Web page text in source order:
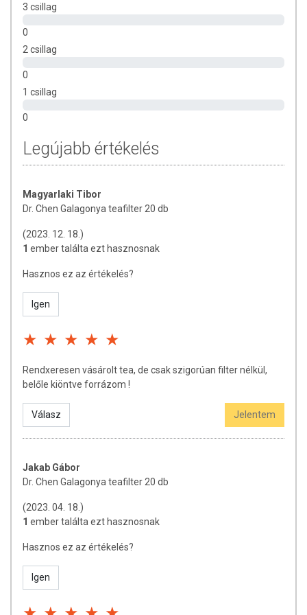
3 csillag
0
2 csillag
0
1 csillag
0
Legújabb értékelés
Magyarlaki Tibor
Dr. Chen Galagonya teafilter 20 db
(2023. 12. 18.)
1 ember találta ezt hasznosnak
Hasznos ez az értékelés?
Igen
Rendxeresen vásárolt tea, de csak szigorúan filter nélkül,
belőle kiöntve forrázom !
Válasz Jelentem
Jakab Gábor
Dr. Chen Galagonya teafilter 20 db
(2023. 04. 18.)
1 ember találta ezt hasznosnak
Hasznos ez az értékelés?
Igen